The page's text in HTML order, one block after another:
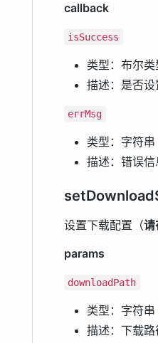
callback
isSuccess
类型：布尔类
描述：是否设
errMsg
类型：字符串
描述：错误信
设置下载配置（请
params
downloadPath
类型：字符串
描述：下载